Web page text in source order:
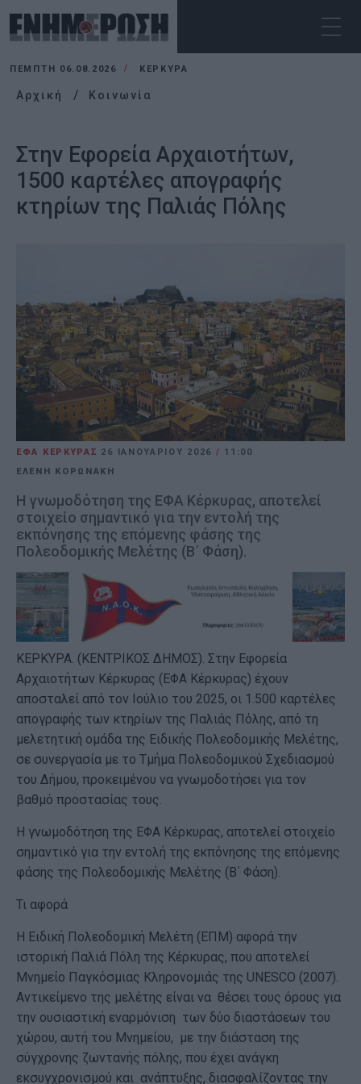
ΠΈΜΠΤΗ 06.08.2026 ΚΕΡΚΥΡΑ
Αρχική Κοινωνία
Στην Εφορεία Αρχαιοτήτων,
1500 καρτέλες απογραφής
κτηρίων της Παλιάς Πόλης
ΕΦΑ ΚΕΡΚΥΡΑΣ 26 ΙΑΝΟΥΑΡΊΟΥ 2026 / 11:00
ΕΛΕΝΗ ΚΟΡΩΝΑΚΗ
H γνωμοδότηση της ΕΦΑ Κέρκυρας, αποτελεί
στοιχείο σημαντικό για την εντολή της
εκπόνησης της επόμενης φάσης της
Πολεοδομικής Μελέτης (Β΄ Φάση).
ΚΕΡΚΥΡΑ. (ΚΕΝΤΡΙΚΟΣ ΔΗΜΟΣ). Στην Εφορεία
Αρχαιοτήτων Κέρκυρας (ΕΦΑ Κέρκυρας) έχουν
αποσταλεί από τον Ιούλιο του 2025, οι 1.500 καρτέλες
απογραφής των κτηρίων της Παλιάς Πόλης, από τη
μελετητική ομάδα της Ειδικής Πολεοδομικής Μελέτης,
σε συνεργασία με το Τμήμα Πολεοδομικού Σχεδιασμού
του Δήμου, προκειμένου να γνωμοδοτήσει για τον
βαθμό προστασίας τους.
H γνωμοδότηση της ΕΦΑ Κέρκυρας, αποτελεί στοιχείο
σημαντικό για την εντολή της εκπόνησης της επόμενης
φάσης της Πολεοδομικής Μελέτης (Β΄ Φάση).
Τι αφορά
Η Ειδική Πολεοδομική Μελέτη (ΕΠΜ) αφορά την
ιστορική Παλιά Πόλη της Κέρκυρας, που αποτελεί
Μνημείο Παγκόσμιας Κληρονομιάς της UNESCO (2007).
Αντικείμενο της μελέτης είναι να θέσει τους όρους για
την ουσιαστική εναρμόνιση των δύο διαστάσεων του
χώρου, αυτή του Μνημείου, με την διάσταση της
σύγχρονης ζωντανής πόλης, που έχει ανάγκη
εκσυγχρονισμού και ανάπτυξης, διασφαλίζοντας την